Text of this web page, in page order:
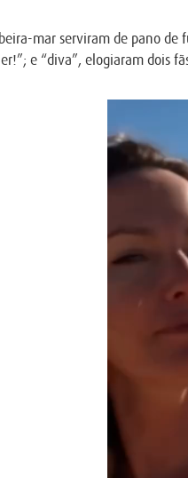
mar serviram de pano de
e “diva”, elogiaram dois